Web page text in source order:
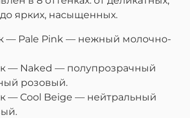
ярких, насыщенных.
— Pale Pink — нежный молочно-
— Naked — полупрозрачный
розовый.
— Cool Beige — нейтральный